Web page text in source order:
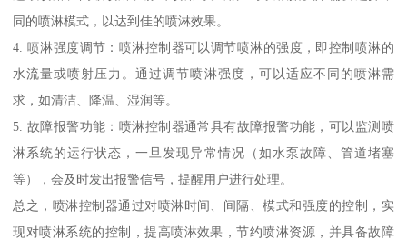
同的喷淋模式，以达到佳的喷淋效果。
4. 喷淋强度调节：喷淋控制器可以调节喷淋的强度，即控制喷淋的
水流量或喷射压力。通过调节喷淋强度，可以适应不同的喷淋需
求，如清洁、降温、湿润等。
5. 故障报警功能：喷淋控制器通常具有故障报警功能，可以监测喷
淋系统的运行状态，一旦发现异常情况（如水泵故障、管道堵塞
等），会及时发出报警信号，提醒用户进行处理。
总之，喷淋控制器通过对喷淋时间、间隔、模式和强度的控制，实
现对喷淋系统的控制，提高喷淋效果，节约喷淋资源，并具备故障